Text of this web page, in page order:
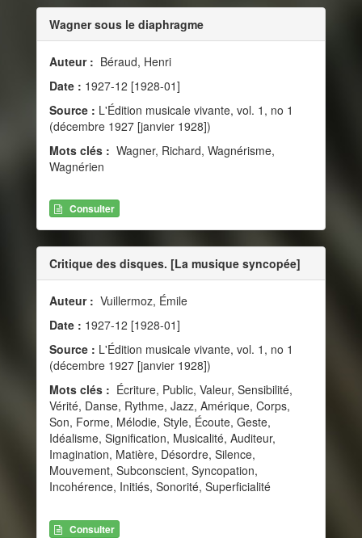
Wagner sous le diaphragme
Auteur : Béraud, Henri
Date : 1927-12 [1928-01]
Source : L'Édition musicale vivante, vol. 1, no 1
(décembre 1927 [janvier 1928])
Mots clés : Wagner, Richard, Wagnérisme,
Wagnérien
Consulter
Critique des disques. [La musique syncopée]
Auteur : Vuillermoz, Émile
Date : 1927-12 [1928-01]
Source : L'Édition musicale vivante, vol. 1, no 1
(décembre 1927 [janvier 1928])
Mots clés : Écriture, Public, Valeur, Sensibilité,
Vérité, Danse, Rythme, Jazz, Amérique, Corps,
Son, Forme, Mélodie, Style, Écoute, Geste,
Idéalisme, Signification, Musicalité, Auditeur,
Imagination, Matière, Désordre, Silence,
Mouvement, Subconscient, Syncopation,
Incohérence, Initiés, Sonorité, Superficialité
Consulter